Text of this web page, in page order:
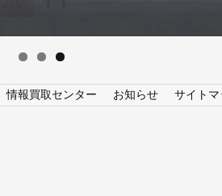
情報買取センター お知らせ サイトマ